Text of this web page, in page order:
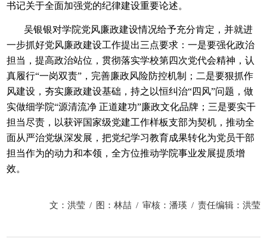
书记关于全面加强党的纪律建设重要论述。
吴银银对学院党风廉政建设情况给予充分肯定，并就进
一步抓好党风廉政建设工作提出三点要求：一是要强化政治
担当，提高政治站位，贯彻落实学校第四次党代会精神，认
真履行“一岗双责”，完善廉政风险防控机制；二是要狠抓作
风建设，夯实廉政建设基础，持之以恒纠治“四风”问题，做
实做细学院“源清流净 正道建功”廉政文化品牌；三是要实干
担当尽责，以获评国家级党建工作样板支部为契机，推动全
面从严治党纵深发展，把党纪学习教育成果转化为党员干部
担当作为的动力和本领，全方位推动学院事业发展提质增
效。
文：洪莹 / 图：林喆 / 审核：潘瑛 / 责任编辑：洪莹